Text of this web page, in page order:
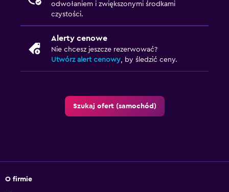
odwołaniem i zwiększonymi środkami
czystości.
Alerty cenowe
Nie chcesz jeszcze rezerwować?
Utwórz alert cenowy, by śledzić ceny.
Szukaj ofert (samochód)
O firmie